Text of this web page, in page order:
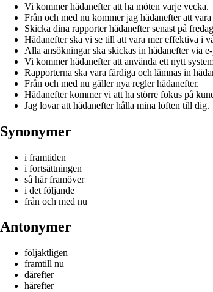
Vi kommer hädanefter att ha möten varje vecka.
Från och med nu kommer jag hädanefter att
Skicka dina rapporter hädanefter senast på
Hädanefter ska vi se till att vara mer effektiva i
Alla ansökningar ska skickas in hädanefter via
Vi kommer hädanefter att använda ett nytt
Rapporterna ska vara färdiga och lämnas in
Från och med nu gäller nya regler hädanefter.
Hädanefter kommer vi att ha större fokus på
Jag lovar att hädanefter hålla mina löften till dig.
Synonymer
i framtiden
i fortsättningen
så här framöver
i det följande
från och med nu
Antonymer
följaktligen
framtill nu
därefter
härefter